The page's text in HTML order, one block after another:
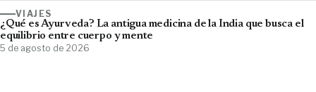
VIAJES
¿Qué es Ayurveda? La antigua medicina de la India que busca el
equilibrio entre cuerpo y mente
5 de agosto de 2026